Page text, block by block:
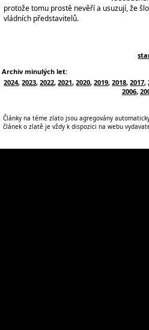
protože tomu prostě nevěří a usuzují, že
vládních představitelů.
Archiv minulých let:
2024,2023,2022,2021,2020,2019,2018,2017,
2006,
Články na téme zlato jsou agregovány
článek o zlatě je vždy k dispozici na webu